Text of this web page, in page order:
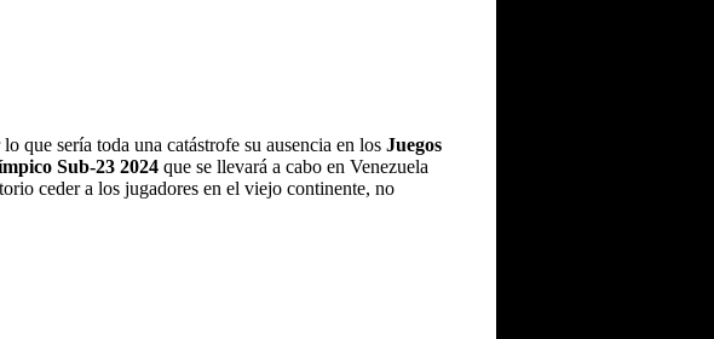
que sería toda una catástrofe su ausencia en los Juegos
Sub-23 2024 que se llevará a cabo en Venezuela
ceder a los jugadores en el viejo continente, no